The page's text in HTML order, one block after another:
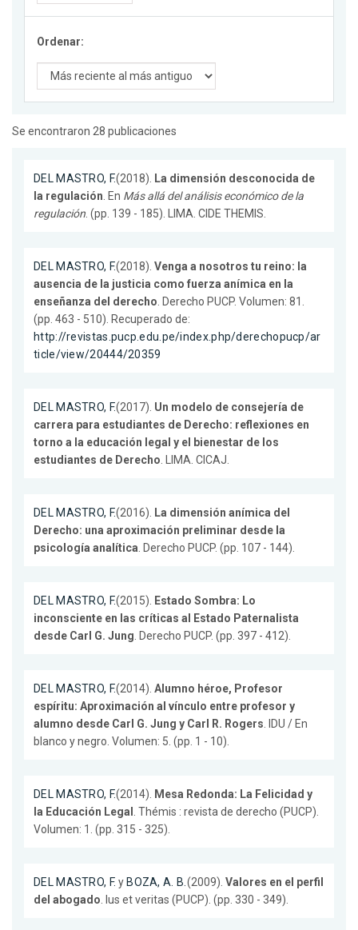
Ordenar:
Se encontraron 28 publicaciones
DEL MASTRO, F.(2018). La dimensión desconocida de
la regulación. En Más allá del análisis económico de la
regulación. (pp. 139 - 185). LIMA. CIDE THEMIS.
DEL MASTRO, F.(2018).Venga a nosotros tu reino: la
ausencia de la justicia como fuerza anímica en la
enseñanza del derecho. Derecho PUCP. Volumen: 81.
(pp. 463 - 510). Recuperado de:
http://revistas.pucp.edu.pe/index.php/derechopucp/ar
ticle/view/20444/20359
DEL MASTRO, F.(2017). Un modelo de consejería de
carrera para estudiantes de Derecho: reflexiones en
torno a la educación legal y el bienestar de los
estudiantes de Derecho. LIMA. CICAJ.
DEL MASTRO, F.(2016). La dimensión anímica del
Derecho: una aproximación preliminar desde la
psicología analítica. Derecho PUCP. (pp. 107 - 144).
DEL MASTRO, F.(2015). Estado Sombra: Lo
inconsciente en las críticas al Estado Paternalista
desde Carl G. Jung. Derecho PUCP. (pp. 397 - 412).
DEL MASTRO, F.(2014).Alumno héroe, Profesor
espíritu: Aproximación al vínculo entre profesor y
alumno desde Carl G. Jung y Carl R. Rogers. IDU / En
blanco y negro. Volumen: 5. (pp. 1 - 10).
DEL MASTRO, F.(2014). Mesa Redonda: La Felicidad y
la Educación Legal . Thémis : revista de derecho (PUCP).
Volumen: 1. (pp. 315 - 325).
DEL MASTRO, F. y BOZA, A. B.(2009). Valores en el perfil
del abogado. Ius et veritas (PUCP). (pp. 330 - 349).